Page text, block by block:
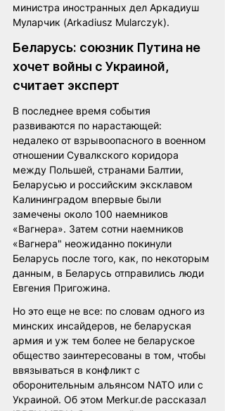
министра иностранных дел Аркадиуш
Муларчик (Arkadiusz Mularczyk).
Беларусь: союзник Путина не
хочет войны с Украиной,
считает эксперт
В последнее время события
развиваются по нарастающей:
недалеко от взрывоопасного в военном
отношении Сувалкского коридора
между Польшей, странами Балтии,
Беларусью и российским эксклавом
Калининградом впервые были
замечены около 100 наемников
«Вагнера». Затем сотни наемников
«Вагнера" неожиданно покинули
Беларусь после того, как, по некоторым
данным, в Беларусь отправились люди
Евгения Пригожина.
Но это еще не все: по словам одного из
минских инсайдеров, не беларуская
армия и уж тем более не беларуское
общество заинтересованы в том, чтобы
ввязываться в конфликт с
оборонительным альянсом NATO или с
Украиной. Об этом Merkur.de рассказал